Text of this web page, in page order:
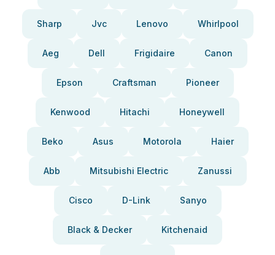
Sharp Jvc Lenovo Whirlpool
Aeg Dell Frigidaire Canon
Epson Craftsman Pioneer
Kenwood Hitachi Honeywell
Beko Asus Motorola Haier
Abb Mitsubishi Electric Zanussi
Cisco D-Link Sanyo
Black & Decker Kitchenaid